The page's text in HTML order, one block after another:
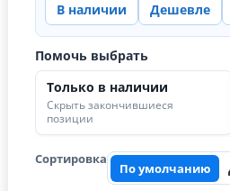
В наличии Дешевле
Помочь выбрать
Только в наличии
Скрыть закончившиеся
позиции
Сортировка
По умолчанию